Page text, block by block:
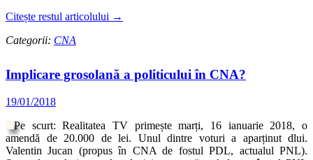
Citește restul articolului →
Categorii: CNA
Implicare grosolană a politicului în CNA?
19/01/2018
Pe scurt: Realitatea TV primește marți, 16 ianuarie 2018, o
amendă de 20.000 de lei. Unul dintre voturi a aparținut dlui.
Valentin Jucan (propus în CNA de fostul PDL, actualul PNL).